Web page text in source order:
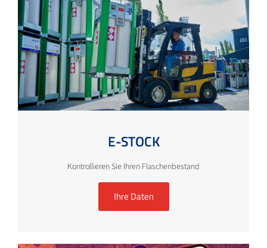
E-STOCK
Kontrollieren Sie Ihren Flaschenbestand
Ihre Daten